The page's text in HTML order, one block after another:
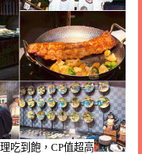
吃到飽，CP值超高